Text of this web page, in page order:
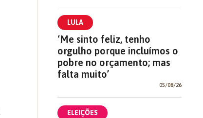
LULA
‘Me sinto feliz, tenho
orgulho porque incluímos o
pobre no orçamento; mas
falta muito’
05/08/26
ELEIÇÕES